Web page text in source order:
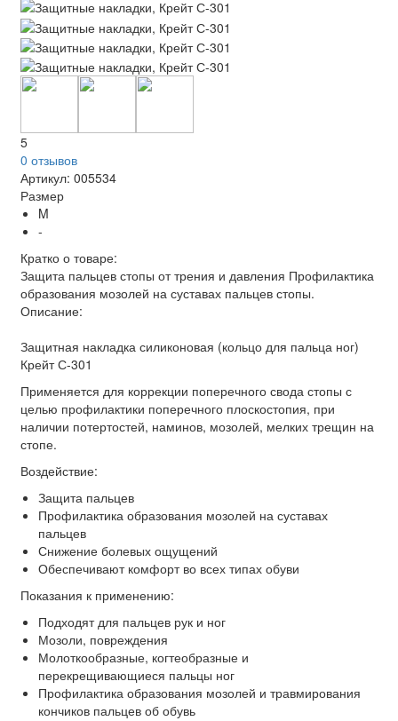
5
0 отзывов
Артикул: 005534
Размер
M
-
Кратко о товаре:
Защита пальцев стопы от трения и давления Профилактика
образования мозолей на суставах пальцев стопы.
Описание:
Защитная накладка силиконовая (кольцо для пальца ног)
Крейт С-301
Применяется для коррекции поперечного свода стопы с
целью профилактики поперечного плоскостопия, при
наличии потертостей, наминов, мозолей, мелких трещин на
стопе.
Воздействие:
Защита пальцев
Профилактика образования мозолей на суставах
пальцев
Снижение болевых ощущений
Обеспечивают комфорт во всех типах обуви
Показания к применению:
Подходят для пальцев рук и ног
Мозоли, повреждения
Молоткообразные, когтеобразные и
перекрещивающиеся пальцы ног
Профилактика образования мозолей и травмирования
кончиков пальцев об обувь